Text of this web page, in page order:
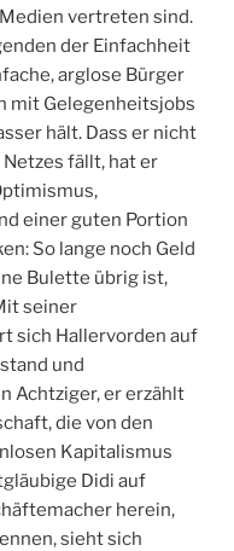
vertreten sind.
der Einfachheit
arglose Bürger
mit Gelegenheitsjobs
hält. Dass er nicht
fällt, hat er
einer guten Portion
So lange noch Geld
Bulette übrig ist,
seiner
sich Hallervorden auf
und
Achtziger, er erzählt
die von den
Kapitalismus
Didi auf
herein,
sieht sich